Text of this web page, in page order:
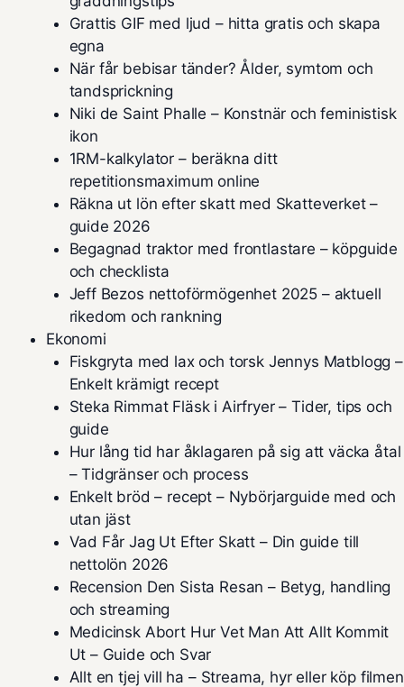
Grattis GIF med ljud – hitta gratis och skapa
egna
När får bebisar tänder? Ålder, symtom och
tandsprickning
Niki de Saint Phalle – Konstnär och feministisk
ikon
1RM-kalkylator – beräkna ditt
repetitionsmaximum online
Räkna ut lön efter skatt med Skatteverket –
guide 2026
Begagnad traktor med frontlastare – köpguide
och checklista
Jeff Bezos nettoförmögenhet 2025 – aktuell
rikedom och rankning
Ekonomi
Fiskgryta med lax och torsk Jennys Matblogg –
Enkelt krämigt recept
Steka Rimmat Fläsk i Airfryer – Tider, tips och
guide
Hur lång tid har åklagaren på sig att väcka åtal
– Tidgränser och process
Enkelt bröd – recept – Nybörjarguide med och
utan jäst
Vad Får Jag Ut Efter Skatt – Din guide till
nettolön 2026
Recension Den Sista Resan – Betyg, handling
och streaming
Medicinsk Abort Hur Vet Man Att Allt Kommit
Ut – Guide och Svar
Allt en tjej vill ha – Streama, hyr eller köp filmen